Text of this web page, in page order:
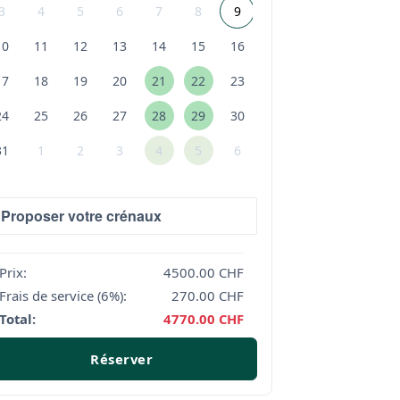
3 4 5 6 7 8 9
11 12 13 14 15 16
18 19 20 21 22 23
25 26 27 28 29 30
1 2 3 4 5 6
Prix: 4500.00 CHF
Frais de service (6%):
270.00 CHF
Total:
4770.00 CHF
Réserver